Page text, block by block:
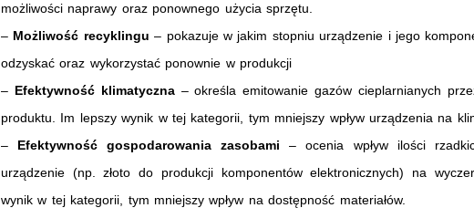
możliwości naprawy oraz ponownego użycia sprzętu.
– Możliwość recyklingu – pokazuje w jakim stopniu urządzenie i jego
odzyskać oraz wykorzystać ponownie w produkcji
– Efektywność klimatyczna– określa emitowanie gazów cieplarnianych
produktu. Im lepszy wynik w tej kategorii, tym mniejszy wpływ urządzenia na
– Efektywność gospodarowania zasobami – ocenia wpływ ilości
urządzenie (np. złoto do produkcji komponentów elektronicznych) na
wynik w tej kategorii, tym mniejszy wpływ na dostępność materiałów.